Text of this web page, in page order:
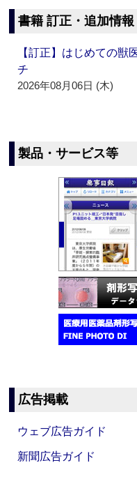
書籍 訂正・追加情報
【訂正】はじめての
チ
2026年08月06日 (木)
製品・サービス等
広告掲載
ウェブ広告ガイド
新聞広告ガイド